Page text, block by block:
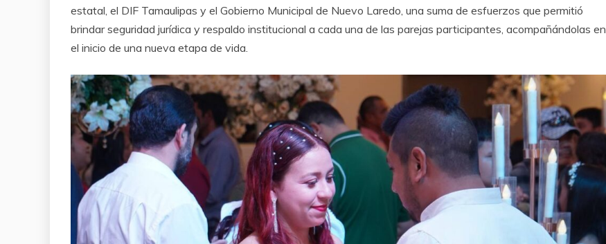
estatal, el DIF Tamaulipas y el Gobierno Municipal de Nuevo Laredo, una suma de esfuerzos que permitió
brindar seguridad jurídica y respaldo institucional a cada una de las parejas participantes, acompañándolas en
el inicio de una nueva etapa de vida.